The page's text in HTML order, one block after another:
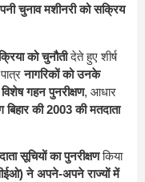
चुनाव मशीनरी को सक्रिय
को चुनौतीदेते हुए शीर्ष
नागरिकों को उनके
गहन पुनरीक्षण, आधार
बिहार की 2003 की मतदाता
सूचियों का पुनरीक्षणकिया
ने अपने-अपने राज्यों में